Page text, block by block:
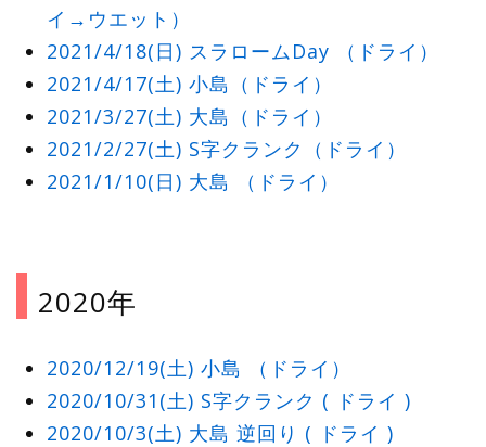
イ→ウエット）
2021/4/18(日) スラロームDay （ドライ）
2021/4/17(土) 小島（ドライ）
2021/3/27(土) 大島（ドライ）
2021/2/27(土) S字クランク（ドライ）
2021/1/10(日) 大島 （ドライ）
2020年
2020/12/19(土) 小島 （ドライ）
2020/10/31(土) S字クランク ( ドライ )
2020/10/3(土) 大島 逆回り ( ドライ )